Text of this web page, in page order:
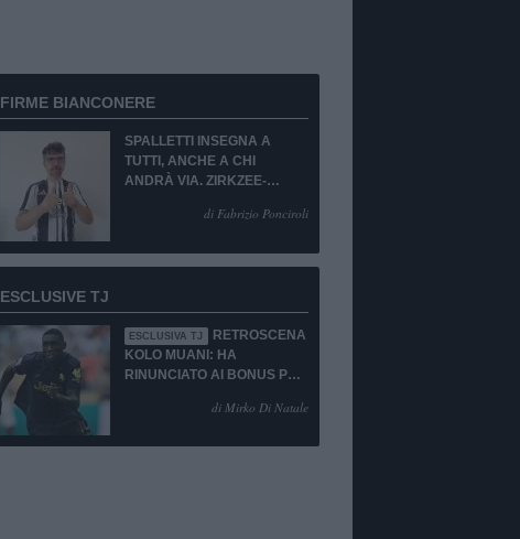
FIRME BIANCONERE
SPALLETTI INSEGNA A
TUTTI, ANCHE A CHI
ANDRÀ VIA. ZIRKZEE-
di Fabrizio Ponciroli
ESCLUSIVE TJ
ESCLUSIVA TJ
RETROSCENA
KOLO MUANI: HA
RINUNCIATO AI BONUS PUR
di Mirko Di Natale